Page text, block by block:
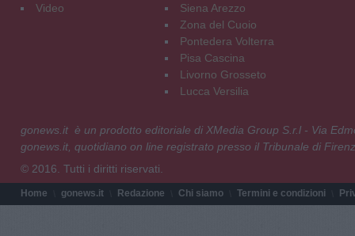
Video
Siena Arezzo
Zona del Cuoio
Pontedera Volterra
Pisa Cascina
Livorno Grosseto
Lucca Versilia
gonews.it è un prodotto editoriale di XMedia Group S.r.l - Via
gonews.it, quotidiano on line registrato presso il Tribunale di
© 2016. Tutti i diritti riservati.
Home gonews.it Redazione Chi siamo Termini e condizioni